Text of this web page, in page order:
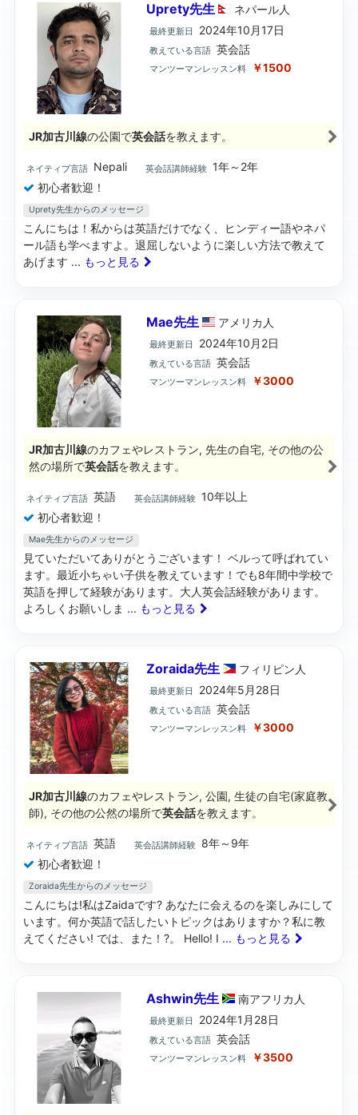
Uprety先生 ネパール人
最終更新日 2024年10月17日
教えている言語 英会話
マンツーマンレッスン料 ￥1500
JR加古川線の公園で英会話を教えます。
ネイティブ言語 Nepali 英会話講師経験 1年～2年
初心者歓迎！
Uprety先生からのメッセージ
こんにちは！私からは英語だけでなく、ヒンディー語やネパ
ール語も学べますよ。退屈しないように楽しい方法で教えて
あげます ... もっと見る
Mae先生 アメリカ 人
最終更新日 2024年10月2日
教えている言語 英会話
マンツーマンレッスン料 ￥3000
JR加古川線のカフェやレストラン, 先生の自宅, その他の公
然の場所で英会話を教えます。
ネイティブ言語 英語 英会話講師経験 10年以上
初心者歓迎！
Mae先生からのメッセージ
見ていただいてありがとうございます！ ベルって呼ばれてい
ます。最近小ちゃい子供を教えています！でも8年間中学校で
英語を押して経験があります。大人英会話経験があります。
よろしくお願いしま ... もっと見る
Zoraida先生 フィリピン 人
最終更新日 2024年5月28日
教えている言語 英会話
マンツーマンレッスン料 ￥3000
JR加古川線のカフェやレストラン, 公園, 生徒の自宅(家庭教
師), その他の公然の場所で英会話を教えます。
ネイティブ言語 英語 英会話講師経験
8年～9年
初心者歓迎！
Zoraida先生からのメッセージ
こんにちは!私はZaidaです? あなたに会えるのを楽しみにして
います。何か英語で話したいトピックはありますか？私に教
えてください! では、また！?。 Hello! I ... もっと見る
Ashwin先生 南アフリカ 人
最終更新日 2024年1月28日
教えている言語 英会話
マンツーマンレッスン料 ￥3500